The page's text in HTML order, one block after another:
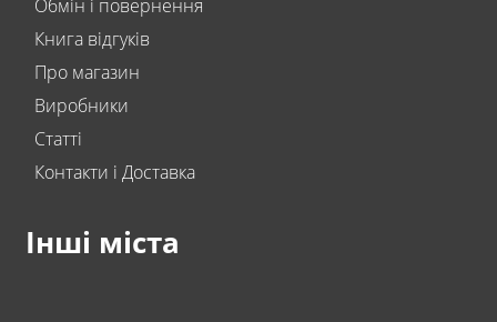
Обмін і повернення
Книга відгуків
Про магазин
Виробники
Статті
Контакти і Доставка
Інші міста